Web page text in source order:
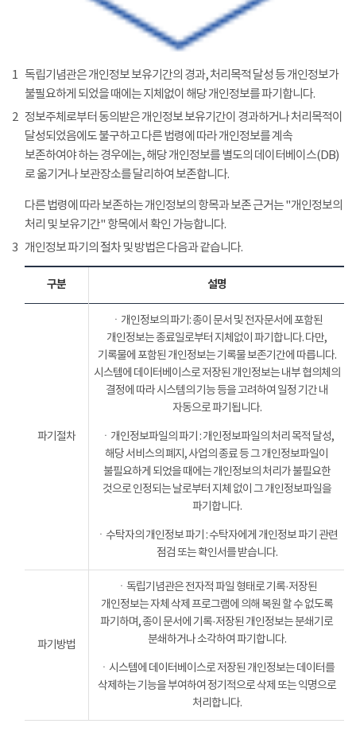
1 독립기념관은 개인정보 보유기간의 경과, 처리목적 달성 등 개인정보가
불필요하게 되었을 때에는 지체없이 해당 개인정보를 파기합니다.
2 정보주체로부터 동의받은 개인정보 보유기간이 경과하거나 처리목적이
달성되었음에도 불구하고 다른 법령에 따라 개인정보를 계속
보존하여야 하는 경우에는, 해당 개인정보를 별도의 데이터베이스(DB)
로 옮기거나 보관장소를 달리하여 보존합니다.
다른 법령에 따라 보존하는 개인정보의 항목과 보존 근거는 "개인정보의
처리 및 보유기간" 항목에서 확인 가능합니다.
3 개인정보 파기의 절차 및 방법은 다음과 같습니다.
구분 설명
파기절차
ㆍ개인정보의 파기: 종이 문서 및 전자문서에 포함된
개인정보는 종료일로부터 지체없이 파기합니다. 다만,
기록물에 포함된 개인정보는 기록물 보존기간에 따릅니다.
시스템에 데이터베이스로 저장된 개인정보는 내부 협의체의
결정에 따라 시스템의 기능 등을 고려하여 일정 기간 내
자동으로 파기됩니다.
ㆍ개인정보파일의 파기 : 개인정보파일의 처리 목적 달성,
해당 서비스의 폐지, 사업의 종료 등 그 개인정보파일이
불필요하게 되었을 때에는 개인정보의 처리가 불필요한
것으로 인정되는 날로부터 지체 없이 그 개인정보파일을
파기합니다.
ㆍ수탁자의 개인정보 파기 : 수탁자에게 개인정보 파기 관련
점검 또는 확인서를 받습니다.
파기방법
ㆍ독립기념관은 전자적 파일 형태로 기록·저장된
개인정보는 자체 삭제 프로그램에 의해 복원 할 수 없도록
파기하며, 종이 문서에 기록·저장된 개인정보는 분쇄기로
분쇄하거나 소각하여 파기합니다.
ㆍ시스템에 데이터베이스로 저장된 개인정보는 데이터를
삭제하는 기능을 부여하여 정기적으로 삭제 또는 익명으로
처리합니다.